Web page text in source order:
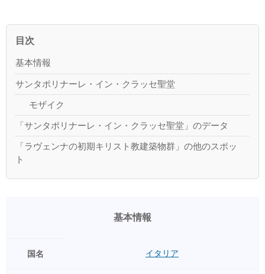
目次
基本情報
サンタポリナーレ・イン・クラッセ聖堂
モザイク
「サンタポリナーレ・イン・クラッセ聖堂」のデータ
「ラヴェンナの初期キリスト教建築物群」の他のスポッ
ト
基本情報
国名 イタリア